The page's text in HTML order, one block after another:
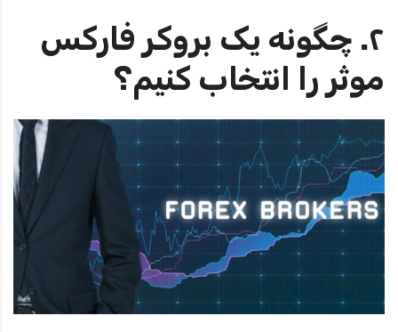
۲. چگونه یک بروکر فارکس
موثر را انتخاب کنیم؟